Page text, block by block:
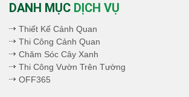
DANH MỤC DỊCH VỤ
Thiết Kế Cảnh Quan
Thi Công Cảnh Quan
Chăm Sóc Cây Xanh
Thi Công Vườn Trên Tường
OFF365